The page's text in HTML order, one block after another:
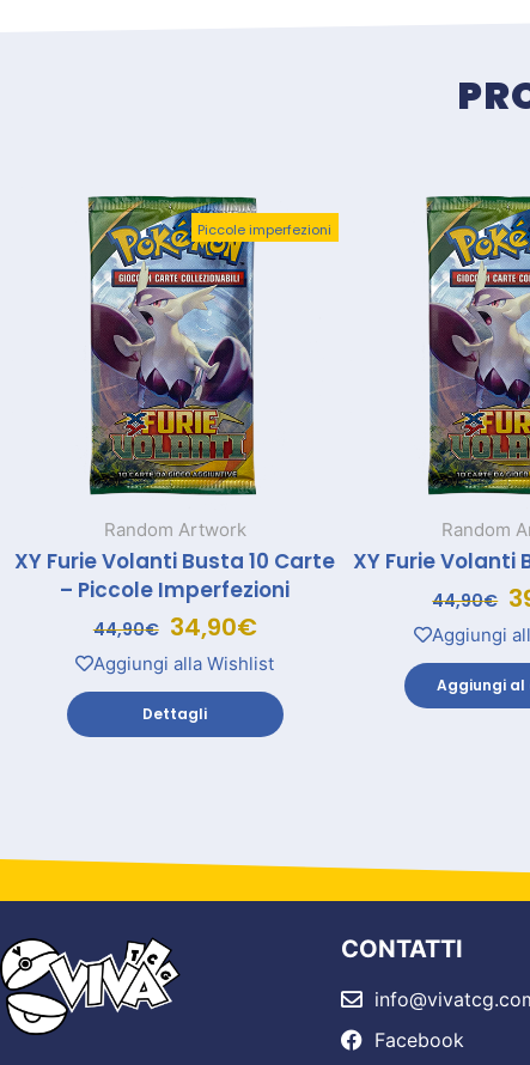
Piccole imperfezioni
Random Artwork
XY Furie Volanti Busta 10 Carte
– Piccole Imperfezioni
44,90€ 34,90€
Aggiungi alla Wishlist
Dettagli
Random
XY Furie Volanti
44,90€
Aggiungi
Aggiungi
CONTATTI
Facebook